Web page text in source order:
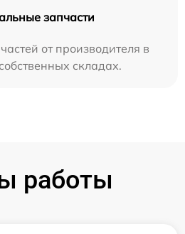
запчасти
от производителя в
складах.
работы